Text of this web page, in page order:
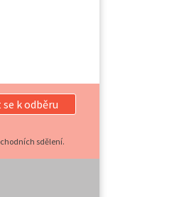
k odběru
sdělení.